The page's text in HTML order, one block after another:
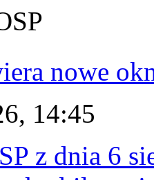
nowe
14:45
z dnia 6